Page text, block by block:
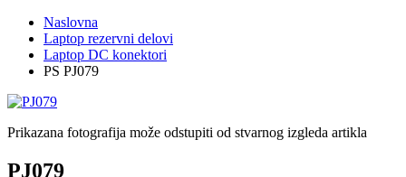
Naslovna
Laptop rezervni delovi
Laptop DC konektori
PS PJ079
Prikazana fotografija može odstupiti od stvarnog izgleda artikla
PJ079